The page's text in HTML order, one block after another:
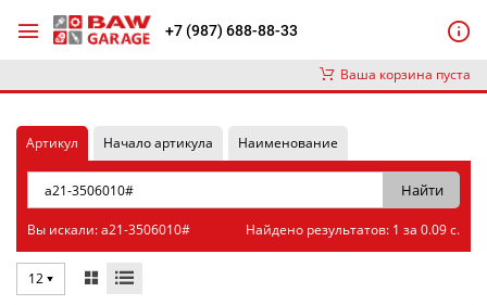
+7 (987) 688-88-33
Ваша корзина пуста
Артикул Начало артикула Наименование
Вы искали: a21-3506010# Найдено результатов: 1 за 0.09 с.
12